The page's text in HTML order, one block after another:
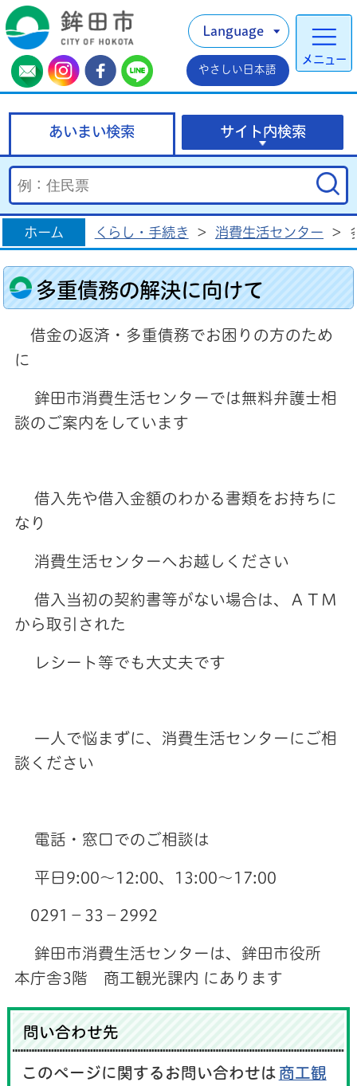
メニュー
Language
やさしい日本語
あいまい検索 サイト内検索
ホーム くらし・手続き > 消費生活センター >
多重債務の解決に向けて
借金の返済・多重債務でお困りの方のため
に
鉾田市消費生活センターでは無料弁護士相
談のご案内をしています
借入先や借入金額のわかる書類をお持ちに
なり
消費生活センターへお越しください
借入当初の契約書等がない場合は、ＡＴＭ
から取引された
レシート等でも大丈夫です
一人で悩まずに、消費生活センターにご相
談ください
電話・窓口でのご相談は
平日9:00～12:00、13:00～17:00
0291－33－2992
鉾田市消費生活センターは、 鉾田市役所
本庁舎3階 商工観光課内 にあります
問い合わせ先
このページに関するお問い合わせは 商工観